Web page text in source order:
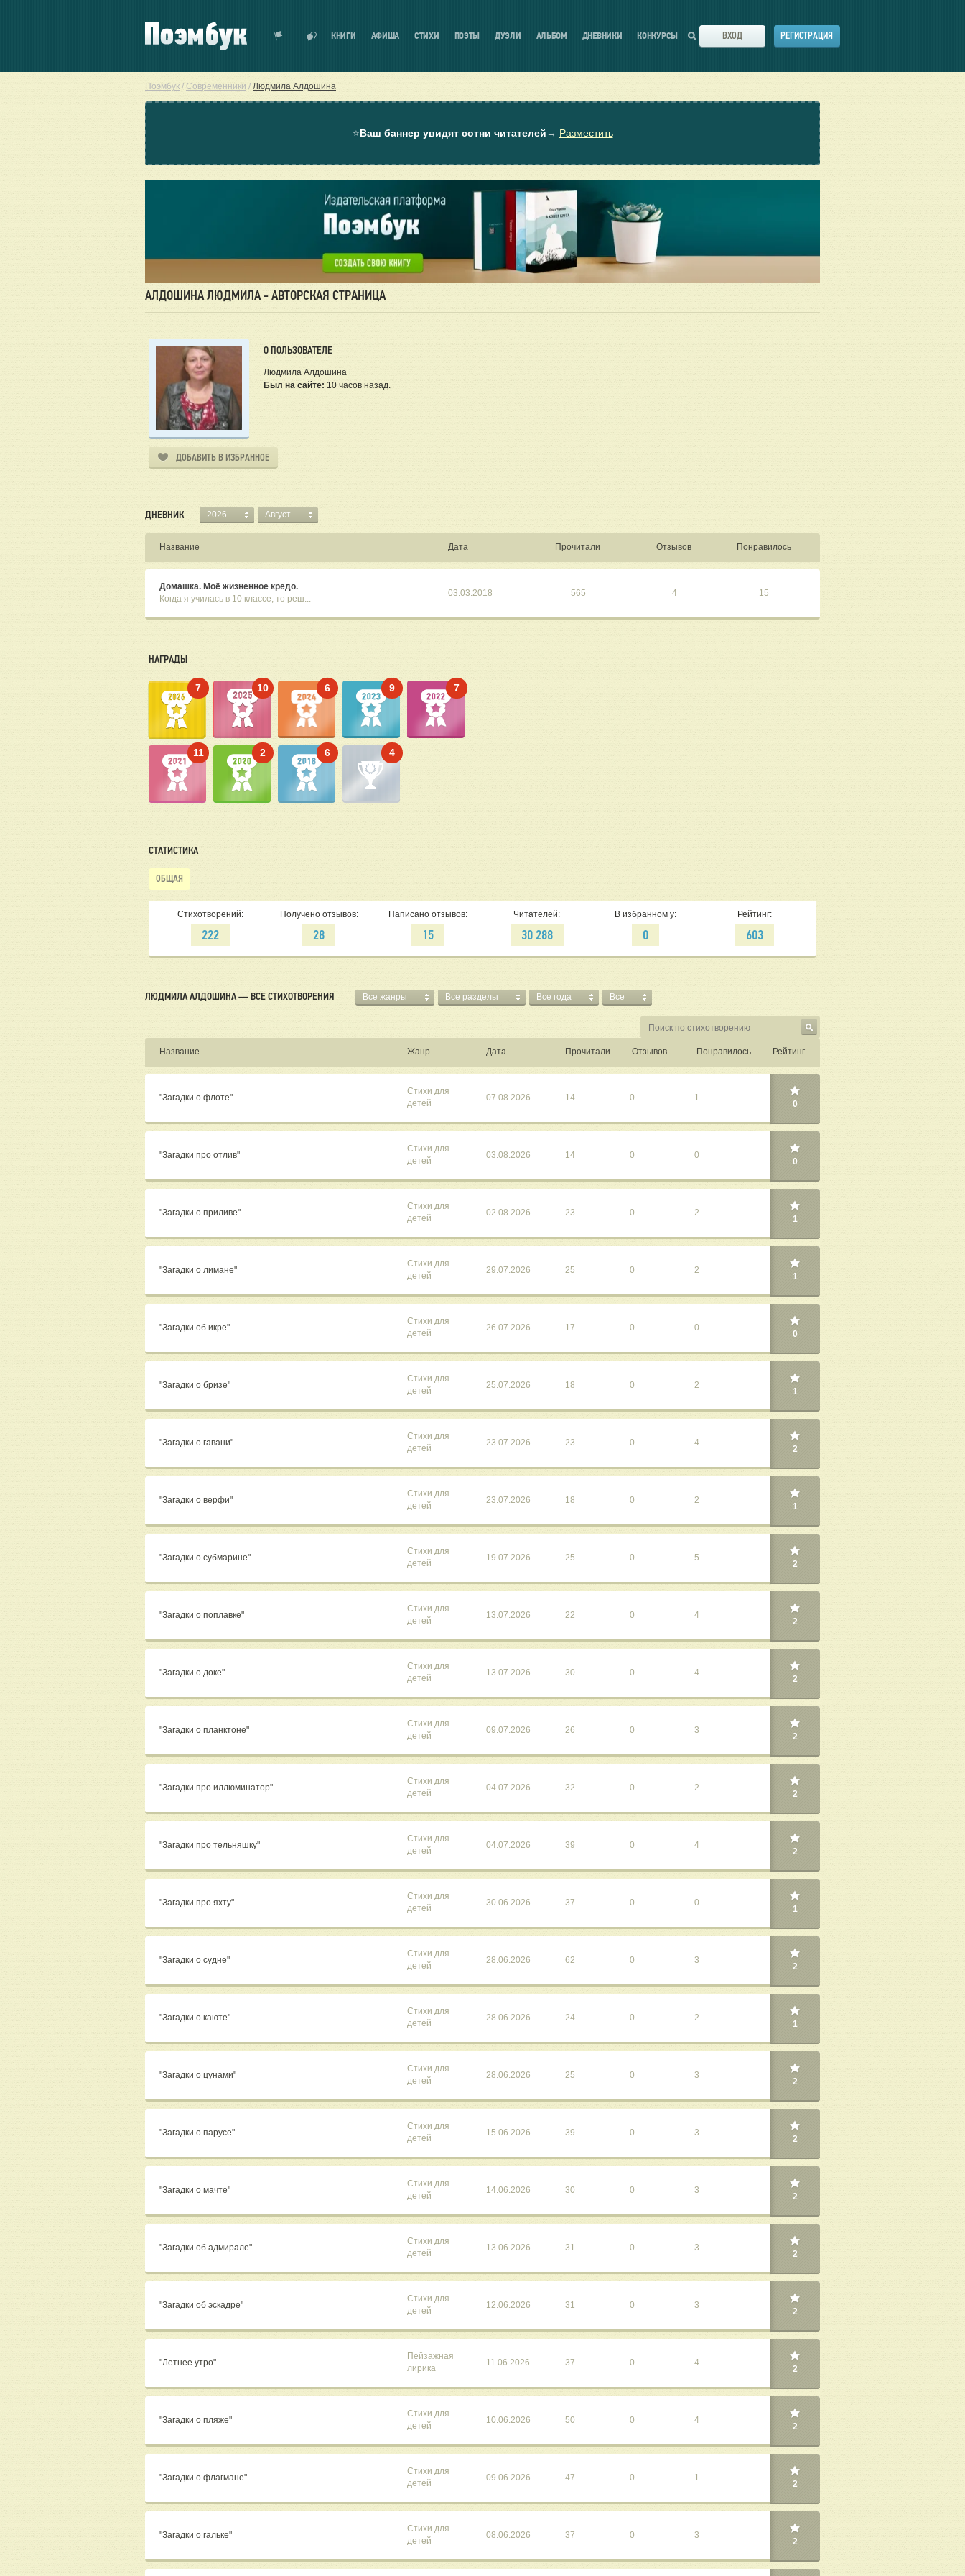
КНИГИ АФИША СТИХИ ПОЭТЫ ДУЭЛИ АЛЬБОМ ДНЕВНИКИ КОНКУРСЫ ВХОД РЕГИСТРАЦИЯ
Поэмбук / Современники / Людмила Алдошина
⭐Ваш баннер увидят сотни читателей → Разместить
АЛДОШИНА ЛЮДМИЛА - АВТОРСКАЯ СТРАНИЦА
О ПОЛЬЗОВАТЕЛЕ
Людмила Алдошина
Был на сайте: 10 часов назад.
ДОБАВИТЬ В ИЗБРАННОЕ
ДНЕВНИК 2026 Август
Название Дата Прочитали Отзывов Понравилось
Домашка. Моё жизненное кредо.
Когда я училась в 10 классе, то реш...
03.03.2018 565 4 15
НАГРАДЫ
7 10 6 9 7
11 2 6 4
СТАТИСТИКА
ОБЩАЯ
Стихотворений:
222
Получено отзывов:
28
Написано отзывов:
15
Читателей:
30 288
В избранном у:
0
Рейтинг:
603
ЛЮДМИЛА АЛДОШИНА — ВСЕ СТИХОТВОРЕНИЯ Все жанры Все разделы Все года Все
Название Жанр Дата Прочитали Отзывов Понравилось Рейтинг
"Загадки о флоте"
Стихи для
детей
07.08.2026 14 0 1
0
"Загадки про отлив"
Стихи для
детей
03.08.2026 14 0 0
0
"Загадки о приливе"
Стихи для
детей
02.08.2026 23 0 2
1
"Загадки о лимане"
Стихи для
детей
29.07.2026 25 0 2
1
"Загадки об икре"
Стихи для
детей
26.07.2026 17 0 0
0
"Загадки о бризе"
Стихи для
детей
25.07.2026 18 0 2
1
"Загадки о гавани"
Стихи для
детей
23.07.2026 23 0 4
2
"Загадки о верфи"
Стихи для
детей
23.07.2026 18 0 2
1
"Загадки о субмарине"
Стихи для
детей
19.07.2026 25 0 5
2
"Загадки о поплавке"
Стихи для
детей
13.07.2026 22 0 4
2
"Загадки о доке"
Стихи для
детей
13.07.2026 30 0 4
2
"Загадки о планктоне"
Стихи для
детей
09.07.2026 26 0 3
2
"Загадки про иллюминатор"
Стихи для
детей
04.07.2026 32 0 2
2
"Загадки про тельняшку"
Стихи для
детей
04.07.2026 39 0 4
2
"Загадки про яхту"
Стихи для
детей
30.06.2026 37 0 0
1
"Загадки о судне"
Стихи для
детей
28.06.2026 62 0 3
2
"Загадки о каюте"
Стихи для
детей
28.06.2026 24 0 2
1
"Загадки о цунами"
Стихи для
детей
28.06.2026 25 0 3
2
"Загадки о парусе"
Стихи для
детей
15.06.2026 39 0 3
2
"Загадки о мачте"
Стихи для
детей
14.06.2026 30 0 3
2
"Загадки об адмирале"
Стихи для
детей
13.06.2026 31 0 3
2
"Загадки об эскадре"
Стихи для
детей
12.06.2026 31 0 3
2
"Летнее утро"
Пейзажная
лирика
11.06.2026 37 0 4
2
"Загадки о пляже"
Стихи для
детей
10.06.2026 50 0 4
2
"Загадки о флагмане"
Стихи для
детей
09.06.2026 47 0 1
2
"Загадки о гальке"
Стихи для
детей
08.06.2026 37 0 3
2